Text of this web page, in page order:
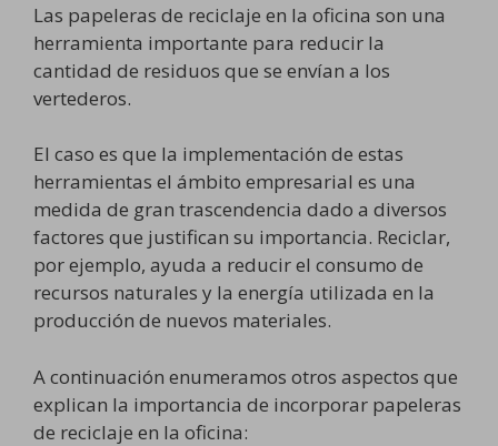
Las papeleras de reciclaje en la oficina son una
herramienta importante para reducir la
cantidad de residuos que se envían a los
vertederos.
El caso es que la implementación de estas
herramientas el ámbito empresarial es una
medida de gran trascendencia dado a diversos
factores que justifican su importancia. Reciclar,
por ejemplo, ayuda a reducir el consumo de
recursos naturales y la energía utilizada en la
producción de nuevos materiales.
A continuación enumeramos otros aspectos que
explican la importancia de incorporar papeleras
de reciclaje en la oficina: